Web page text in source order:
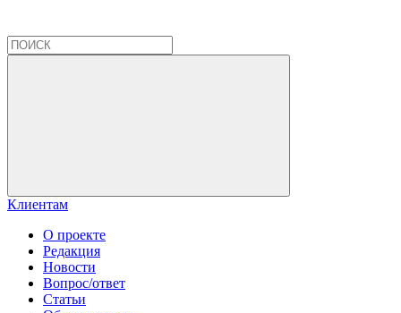
Клиентам
О проекте
Редакция
Новости
Вопрос/ответ
Статьи